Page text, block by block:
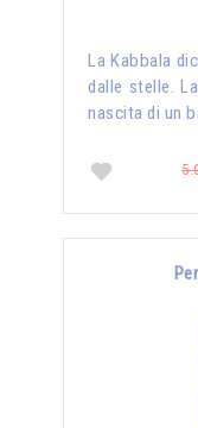
La Kabbala
dalle stelle.
nascita di un